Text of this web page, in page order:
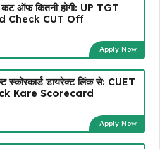
ऑफ कितनी होगी: UP TGT
Check CUT Off
Apply Now
डायरेक्ट लिंक से: CUET
Kare Scorecard
Apply Now